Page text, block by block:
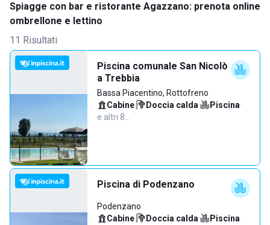
Spiagge con bar e ristorante Agazzano: prenota online
ombrellone e lettino
11 Risultati
Piscina comunale San Nicolò
a Trebbia
Bassa Piacentino, Rottofreno
Cabine· Doccia calda· Piscina·
e altri 8…
Piscina di Podenzano
Podenzano
Cabine· Doccia calda· Piscina·